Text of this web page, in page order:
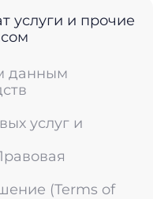
услуги и прочие
данным
услуг и
(Terms of